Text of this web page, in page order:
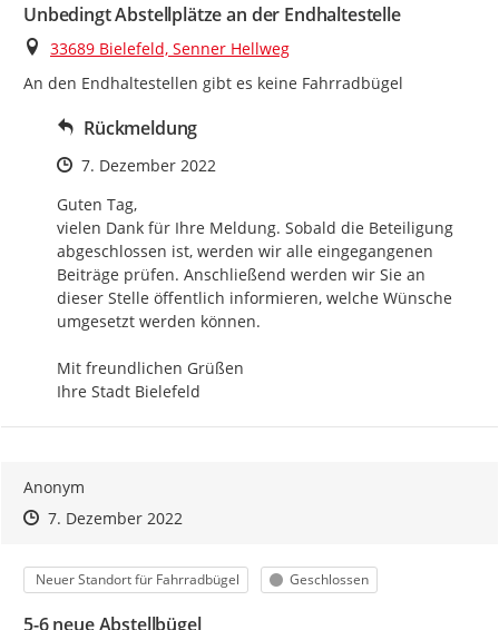
Unbedingt Abstellplätze an der Endhaltestelle
Ort
33689 Bielefeld, Senner Hellweg
An den Endhaltestellen gibt es keine Fahrradbügel
Rückmeldung
Zeitpunkt des Erstellens
7. Dezember 2022
Guten Tag,
vielen Dank für Ihre Meldung. Sobald die Beteiligung
abgeschlossen ist, werden wir alle eingegangenen
Beiträge prüfen. Anschließend werden wir Sie an
dieser Stelle öffentlich informieren, welche Wünsche
umgesetzt werden können.
Mit freundlichen Grüßen
Ihre Stadt Bielefeld
Anonym
Zeitpunkt des Erstellens
Zeitpunkt des Erstellens
7. Dezember 2022Zur Äußerung
Kategorie
Neuer Standort für Fahrradbügel Status
Geschlossen
5-6 neue Abstellbügel